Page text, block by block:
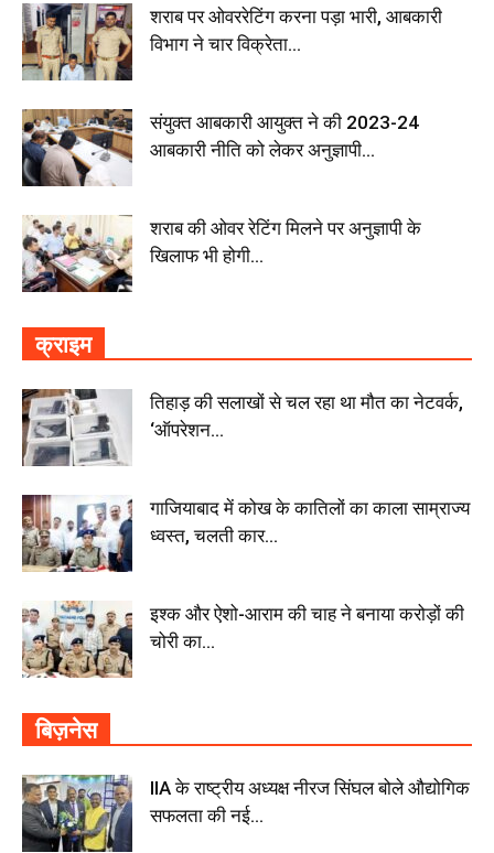
शराब पर ओवररेटिंग करना पड़ा भारी, आबकारी
विभाग ने चार विक्रेता...
संयुक्त आबकारी आयुक्त ने की 2023-24
आबकारी नीति को लेकर अनुज्ञापी...
शराब की ओवर रेटिंग मिलने पर अनुज्ञापी के
खिलाफ भी होगी...
क्राइम
तिहाड़ की सलाखों से चल रहा था मौत का नेटवर्क,
‘ऑपरेशन...
गाजियाबाद में कोख के कातिलों का काला साम्राज्य
ध्वस्त, चलती कार...
इश्क और ऐशो-आराम की चाह ने बनाया करोड़ों की
चोरी का...
बिज़नेस
IIA के राष्ट्रीय अध्यक्ष नीरज सिंघल बोले औद्योगिक
सफलता की नई...